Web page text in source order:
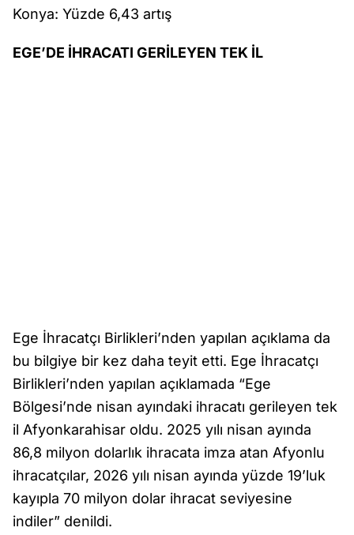
Konya: Yüzde 6,43 artış
EGE’DE İHRACATI GERİLEYEN TEK İL
Ege İhracatçı Birlikleri’nden yapılan açıklama da
bu bilgiye bir kez daha teyit etti. Ege İhracatçı
Birlikleri’nden yapılan açıklamada “Ege
Bölgesi’nde nisan ayındaki ihracatı gerileyen tek
il Afyonkarahisar oldu. 2025 yılı nisan ayında
86,8 milyon dolarlık ihracata imza atan Afyonlu
ihracatçılar, 2026 yılı nisan ayında yüzde 19’luk
kayıpla 70 milyon dolar ihracat seviyesine
indiler” denildi.